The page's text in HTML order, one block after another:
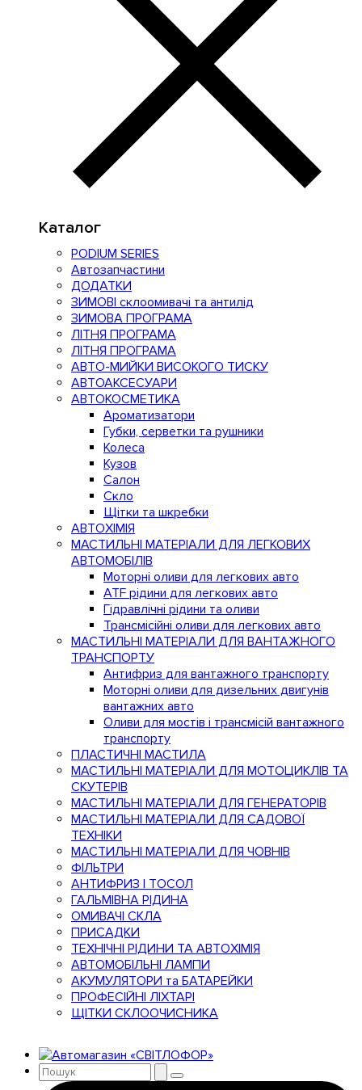
Каталог
PODIUM SERIES
Автозапчастини
ДОДАТКИ
ЗИМОВІ склоомивачі та антилід
ЗИМОВА ПРОГРАМА
ЛІТНЯ ПРОГРАМА
ЛІТНЯ ПРОГРАМА
АВТО-МИЙКИ ВИСОКОГО ТИСКУ
АВТОАКСЕСУАРИ
АВТОКОСМЕТИКА
Ароматизатори
Губки, серветки та рушники
Колеса
Кузов
Салон
Скло
Щітки та шкребки
АВТОХІМІЯ
МАСТИЛЬНІ МАТЕРІАЛИ ДЛЯ ЛЕГКОВИХ
АВТОМОБІЛІВ
Моторні оливи для легкових авто
ATF рідини для легкових авто
Гідравлічні рідини та оливи
Трансмісійні оливи для легкових авто
МАСТИЛЬНІ МАТЕРІАЛИ ДЛЯ ВАНТАЖНОГО
ТРАНСПОРТУ
Антифриз для вантажного транспорту
Моторні оливи для дизельних двигунів
вантажних авто
Оливи для мостів і трансмісій вантажного
транспорту
ПЛАСТИЧНІ МАСТИЛА
МАСТИЛЬНІ МАТЕРІАЛИ ДЛЯ МОТОЦИКЛІВ ТА
СКУТЕРІВ
МАСТИЛЬНІ МАТЕРІАЛИ ДЛЯ ГЕНЕРАТОРІВ
МАСТИЛЬНІ МАТЕРІАЛИ ДЛЯ САДОВОЇ
ТЕХНІКИ
МАСТИЛЬНІ МАТЕРІАЛИ ДЛЯ ЧОВНІВ
ФІЛЬТРИ
АНТИФРИЗ І ТОСОЛ
ГАЛЬМІВНА РІДИНА
ОМИВАЧІ СКЛА
ПРИСАДКИ
ТЕХНІЧНІ РІДИНИ ТА АВТОХІМІЯ
АВТОМОБІЛЬНІ ЛАМПИ
АКУМУЛЯТОРИ та БАТАРЕЙКИ
ПРОФЕСІЙНІ ЛІХТАРІ
ЩІТКИ СКЛООЧИСНИКА